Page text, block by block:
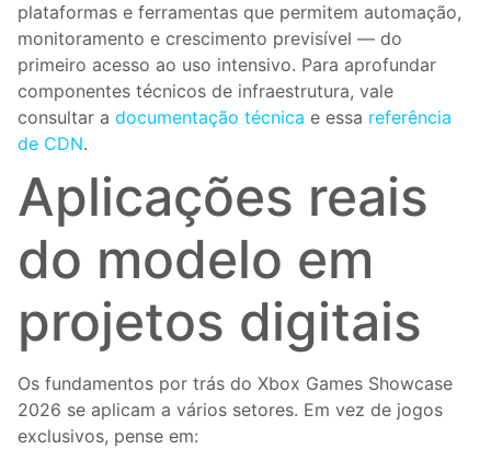
plataformas e ferramentas que permitem automação,
monitoramento e crescimento previsível — do
primeiro acesso ao uso intensivo. Para aprofundar
componentes técnicos de infraestrutura, vale
consultar a documentação técnica e essa referência
de CDN.
Aplicações reais
do modelo em
projetos digitais
Os fundamentos por trás do Xbox Games Showcase
2026 se aplicam a vários setores. Em vez de jogos
exclusivos, pense em: